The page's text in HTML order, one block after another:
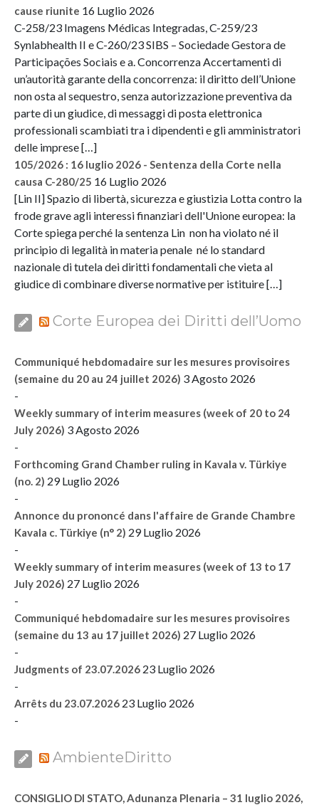
cause riunite 16 Luglio 2026
C-258/23 Imagens Médicas Integradas, C-259/23
Synlabhealth II e C-260/23 SIBS – Sociedade Gestora de
Participações Sociais e a. Concorrenza Accertamenti di
un’autorità garante della concorrenza: il diritto dell’Unione
non osta al sequestro, senza autorizzazione preventiva da
parte di un giudice, di messaggi di posta elettronica
professionali scambiati tra i dipendenti e gli amministratori
delle imprese […]
105/2026 : 16 luglio 2026 - Sentenza della Corte nella
causa C-280/25 16 Luglio 2026
[Lin II] Spazio di libertà, sicurezza e giustizia Lotta contro la
frode grave agli interessi finanziari dell'Unione europea: la
Corte spiega perché la sentenza Lin non ha violato né il
principio di legalità in materia penale né lo standard
nazionale di tutela dei diritti fondamentali che vieta al
giudice di combinare diverse normative per istituire […]
Corte Europea dei Diritti dell’Uomo
Communiqué hebdomadaire sur les mesures provisoires
(semaine du 20 au 24 juillet 2026) 3 Agosto 2026
-
Weekly summary of interim measures (week of 20 to 24
July 2026) 3 Agosto 2026
-
Forthcoming Grand Chamber ruling in Kavala v. Türkiye
(no. 2) 29 Luglio 2026
-
Annonce du prononcé dans l'affaire de Grande Chambre
Kavala c. Türkiye (n° 2) 29 Luglio 2026
-
Weekly summary of interim measures (week of 13 to 17
July 2026) 27 Luglio 2026
-
Communiqué hebdomadaire sur les mesures provisoires
(semaine du 13 au 17 juillet 2026) 27 Luglio 2026
-
Judgments of 23.07.2026 23 Luglio 2026
-
Arrêts du 23.07.2026 23 Luglio 2026
-
AmbienteDiritto
CONSIGLIO DI STATO, Adunanza Plenaria – 31 luglio 2026,